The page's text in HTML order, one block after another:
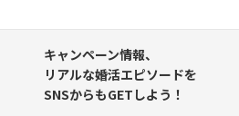
キャンペーン情報、
リアルな婚活エピソードを
SNSからもGETしよう！